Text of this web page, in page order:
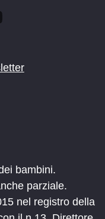
bambini.
parziale.
nel registro della